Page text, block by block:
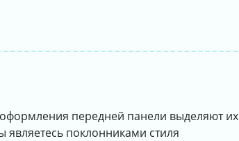
передней панели выделяют их
являетесь поклонниками стиля